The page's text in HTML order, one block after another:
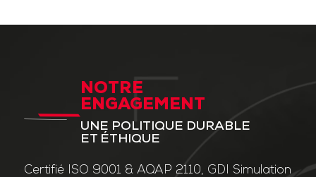
NOTRE
ENGAGEMENT
UNE POLITIQUE DURABLE
ET ÉTHIQUE
Certifié ISO 9001 & AQAP 2110, GDI Simulation